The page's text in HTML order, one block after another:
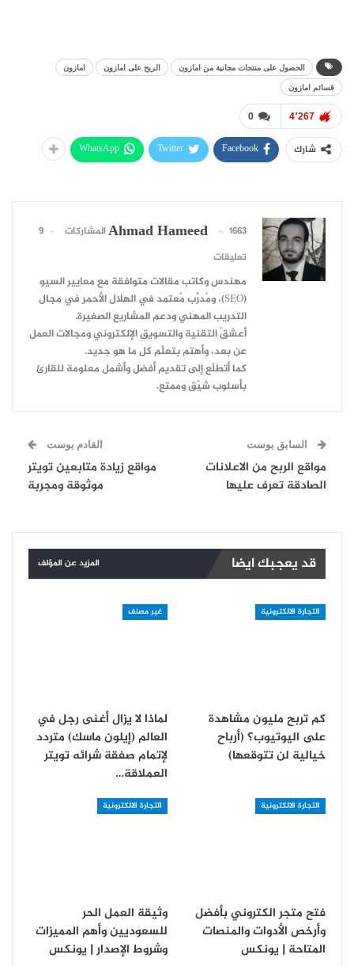
الحصول على منتجات مجانية من امازون الربح على امازون
امازون
قسائم امازون
0 4٬267
شارك Facebook
Twitter
WhatsApp
Ahmad Hameed 1663 المشاركات
9
تعليقات
مهندس وكاتب مقالات متوافقة مع معايير السيو
(SEO)، ومُدرِّب مُعتمد في الهلال الأحمر في مجال
التدريب المهني ودعم المشاريع الصغيرة.
أعشقُ التقنية والتسويق الإلكتروني ومجالات العمل
عن بعد، وأهتم بتعلّم كل ما هو جديد.
كما أتطلّع إلى تقديم أفضل وأشمل معلومة للقارئ
بأسلوب شيّق وممتع.
السابق بوست
مواقع الربح من الاعلانات
الصادقة تعرف عليها
القادم بوست
مواقع زيادة متابعين تويتر
موثوقة ومجربة
قد يعجبك ايضا المزيد عن المؤلف
التجارة الالكترونية
كم تربح مليون مشاهدة
على اليوتيوب؟ (أرباح
خيالية لن تتوقعها)
غير مصنف
لماذا لا يزال أغنى رجل في
العالم (إيلون ماسك) متردد
لإتمام صفقة شرائه تويتر
العملاقة…
التجارة الالكترونية
فتح متجر الكتروني بأفضل
وأرخص الأدوات والمنصات
المتاحة | يونكس
التجارة الالكترونية
وثيقة العمل الحر
للسعوديين وأهم المميزات
وشروط الإصدار | يونكس